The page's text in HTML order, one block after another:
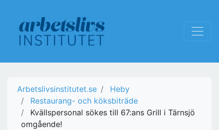
Arbetslivsinstitutet.se
Heby
Restaurang- och köksbiträde
Kvällspersonal sökes till 67:ans Grill i Tärnsjö
omgående!